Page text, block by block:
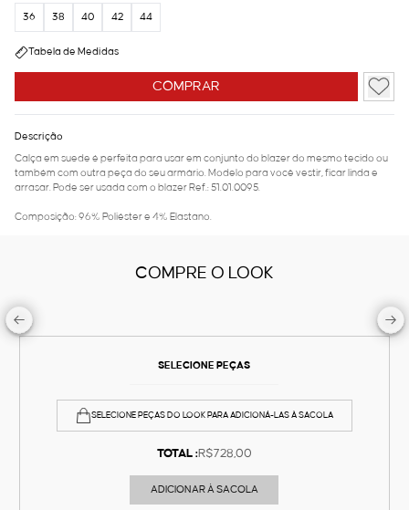
COMPRAR
36 38 40 42 44
Tabela de Medidas
Descrição
Calça em suede é perfeita para usar em conjunto do blazer do mesmo tecido ou
também com outra peça do seu armário. Modelo para você vestir, ficar linda e
arrasar. Pode ser usada com o blazer Ref.: 51.01.0095.
Composição: 96% Poliéster e 4% Elastano.
COMPRE O LOOK
SELECIONE PEÇAS
SELECIONE PEÇAS DO LOOK PARA ADICIONÁ-LAS À SACOLA
TOTAL :R$728,00
ADICIONAR À SACOLA